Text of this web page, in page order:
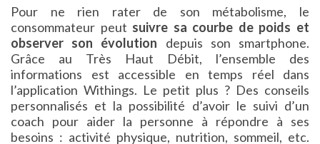
Pour ne rien rater de son métabolisme, le
consommateur peut suivre sa courbe de poids et
observer son évolution depuis son smartphone.
Grâce au Très Haut Débit, l’ensemble des
informations est accessible en temps réel dans
l’application Withings. Le petit plus ? Des conseils
personnalisés et la possibilité d’avoir le suivi d’un
coach pour aider la personne à répondre à ses
besoins : activité physique, nutrition, sommeil, etc.